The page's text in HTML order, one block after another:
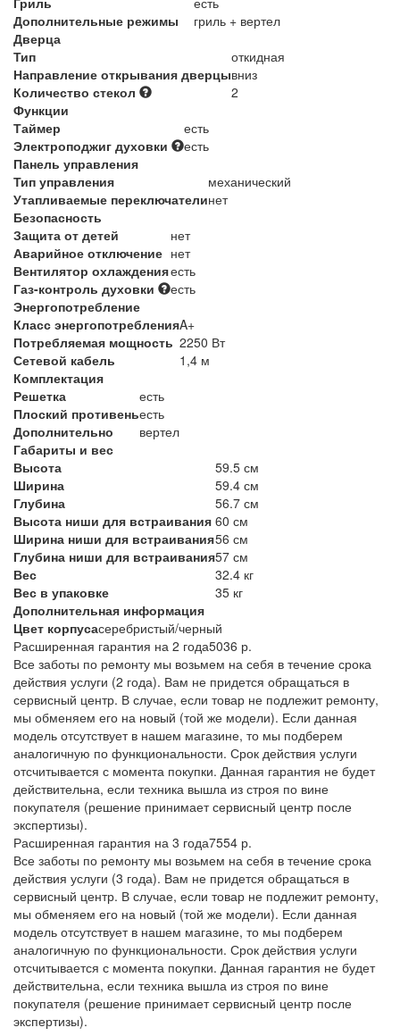
Дополнительные режимы
гриль + вертел
Дверца
Тип
откидная
Направление открывания дверцывниз
Количество стекол
2
Функции
Таймер
есть
Электроподжиг духовки
есть
Панель управления
Тип управления
механический
Утапливаемые переключателинет
Безопасность
Защита от детей
нет
Аварийное отключение нет
Вентилятор охлажденияесть
Газ-контроль духовки
есть
Энергопотребление
Класс энергопотребленияA+
Потребляемая мощность 2250 Вт
Сетевой кабель
1,4 м
Комплектация
Решетка
есть
Плоский противеньесть
Дополнительно
вертел
Габариты и вес
Высота
59.5 см
Ширина
59.4 см
Глубина
56.7 см
Высота ниши для встраивания 60 см
Ширина ниши для встраивания56 см
Глубина ниши для встраивания57 см
Вес
32.4 кг
Вес в упаковке
35 кг
Дополнительная информация
Цвет корпусасеребристый/черный
Расширенная гарантия на 2 года5036 р.
Все заботы по ремонту мы возьмем на себя в течение срока
действия услуги (2 года). Вам не придется обращаться в
сервисный центр. В случае, если товар не подлежит ремонту,
мы обменяем его на новый (той же модели). Если данная
модель отсутствует в нашем магазине, то мы подберем
аналогичную по функциональности. Срок действия услуги
отсчитывается с момента покупки. Данная гарантия не будет
действительна, если техника вышла из строя по вине
покупателя (решение принимает сервисный центр после
экспертизы).
Расширенная гарантия на 3 года7554 р.
Все заботы по ремонту мы возьмем на себя в течение срока
действия услуги (3 года). Вам не придется обращаться в
сервисный центр. В случае, если товар не подлежит ремонту,
мы обменяем его на новый (той же модели). Если данная
модель отсутствует в нашем магазине, то мы подберем
аналогичную по функциональности. Срок действия услуги
отсчитывается с момента покупки. Данная гарантия не будет
действительна, если техника вышла из строя по вине
покупателя (решение принимает сервисный центр после
экспертизы).